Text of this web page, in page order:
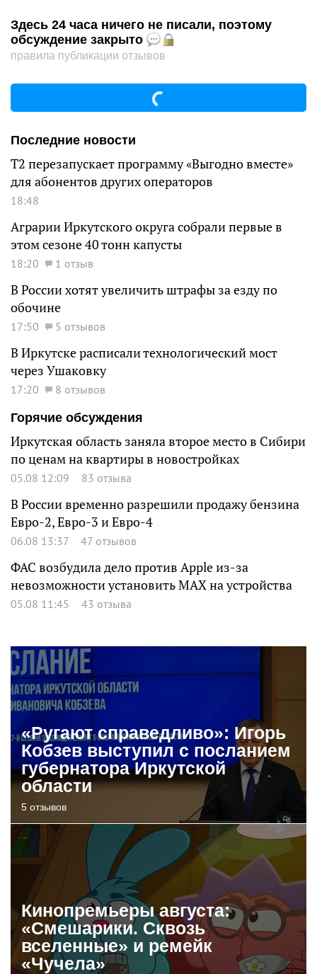
Здесь 24 часа ничего не писали, поэтому
обсуждение закрыто
правила публикации отзывов
Последние новости
Т2 перезапускает программу «Выгодно вместе»
для абонентов других операторов
18:48
Аграрии Иркутского округа собрали первые в
этом сезоне 40 тонн капусты
18:20 1 отзыв
В России хотят увеличить штрафы за езду по
обочине
17:50 5 отзывов
В Иркутске расписали технологический мост
через Ушаковку
17:20
8 отзывов
Горячие обсуждения
Иркутская область заняла второе место в Сибири
по ценам на квартиры в новостройках
05.08 12:09 83 отзыва
В России временно разрешили продажу бензина
Евро-2, Евро-3 и Евро-4
06.08 13:37 47 отзывов
ФАС возбудила дело против Apple из-за
невозможности установить MAX на устройства
05.08 11:45 43 отзыва
«Ругают справедливо»: Игорь
Кобзев выступил с посланием
губернатора Иркутской
области
5 отзывов
Кинопремьеры августа:
«Смешарики. Сквозь
вселенные» и ремейк
«Чучела»